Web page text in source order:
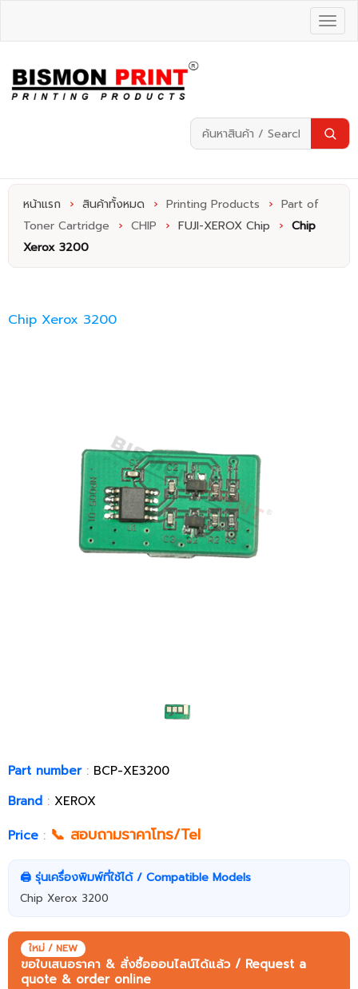
หน้าแรก › สินค้าทั้งหมด › Printing Products › Part of
Toner Cartridge
› CHIP › FUJI-XEROX Chip › Chip
Xerox 3200
Chip Xerox 3200
Part number: BCP-XE3200
Brand : XEROX
Price : 📞 สอบถามราคาโทร/Tel
🖨️ รุ่นเครื่องพิมพ์ที่ใช้ได้ / Compatible Models
Chip Xerox 3200
ใหม่ / NEW
ขอใบเสนอราคา & สั่งซื้อออนไลน์ได้แล้ว / Request a
quote & order online